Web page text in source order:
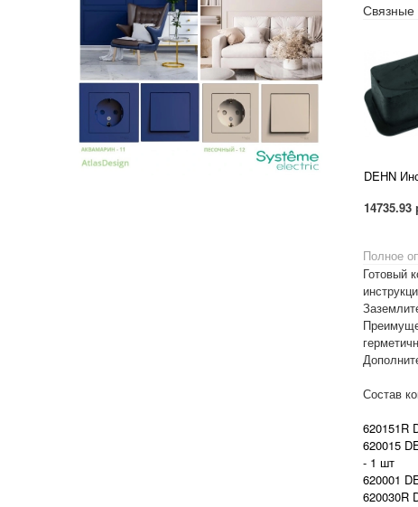
Связные
14735.93
Полное
Готовый
Состав
620151R
620015
- 1 шт
620001
620030R